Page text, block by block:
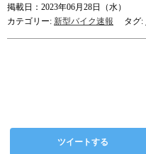
掲載日：2023年06月28日（水）
カテゴリー: 新型バイク速報 タグ:
ツイートする